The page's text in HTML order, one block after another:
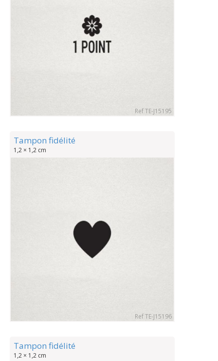
Ref TE-J15195
Tampon fidélité
1,2 × 1,2 cm
Ref TE-J15196
Tampon fidélité
1,2 × 1,2 cm